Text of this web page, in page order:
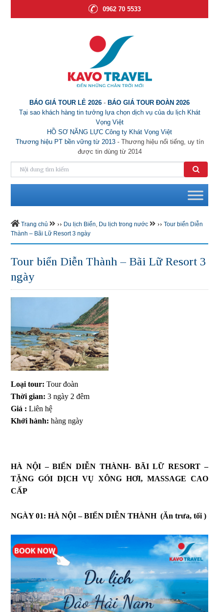
0962 70 5533
BÁO GIÁ TOUR LẺ 2026 - BÁO GIÁ TOUR ĐOÀN 2026
Tại sao khách hàng tin tưởng lựa chọn dịch vụ của du lịch Khát
Vọng Việt
HỒ SƠ NĂNG LỰC Công ty Khát Vọng Việt
Thương hiệu PT bền vững từ 2013- Thương hiệu nổi tiếng, uy tín
được tin dùng từ 2014
Trang chủ ›› Du lịch Biển, Du lịch trong nước ›› Tour biển Diễn
Thành – Bãi Lữ Resort 3 ngày
Tour biển Diễn Thành – Bãi Lữ Resort 3
ngày
Loại tour:Tour đoàn
Thời gian: 3 ngày 2 đêm
Giá :Liên hệ
Khởi hành: hàng ngày
HÀ NỘI – BIỂN DIỄN THÀNH- BÃI LỮ RESORT –
TẶNG GÓI DỊCH VỤ XÔNG HƠI, MASSAGE CAO
CẤP
NGÀY 01: HÀ NỘI – BIỂN DIỄN THÀNH (Ăn trưa, tối )